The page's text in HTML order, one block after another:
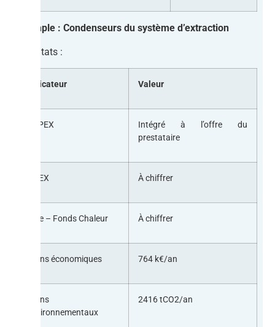
Exemple : Condenseurs du système d’extraction
Résultats :
Indicateur Valeur
CAPEX
Intégré à l’offre du
prestataire
OPEX À chiffrer
Aide – Fonds Chaleur À chiffrer
Gains économiques 764 k€/an
Gains
environnementaux
2416 tCO2/an